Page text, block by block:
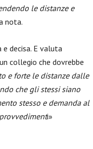
le distanze e
nota.
decisa. E valuta
collegio che dovrebbe
e forte le distanze dalle
che gli stessi siano
stesso e demanda al
i»